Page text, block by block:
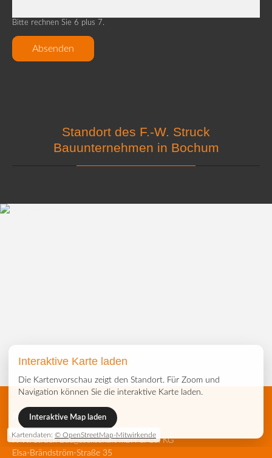
Bitte rechnen Sie 6 plus 7.
Absenden
Standort des F.-W. Struck
Bauunternehmen in Bochum
Interaktive Karte laden
Die Kartenvorschau zeigt den Standort. Für Zoom und
Navigation können Sie die interaktive Karte laden.
Interaktive Map laden
Kartendaten: © OpenStreetMap-Mitwirkende
Adresse
F.-W. Struck Baugesellschaft mbH & Co. KG
Elsa-Brändström-Straße 35